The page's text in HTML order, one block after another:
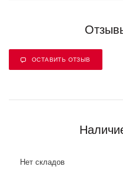
ОСТАВИТЬ ОТЗЫВ
Нет складов